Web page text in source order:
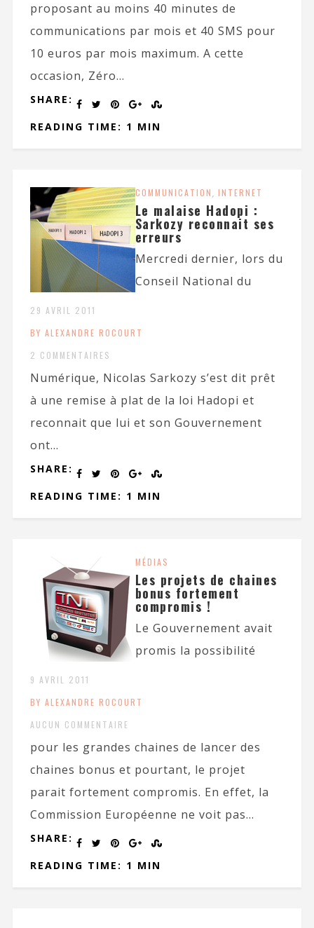
proposant au moins 40 minutes de
communications par mois et 40 SMS pour
10 euros par mois maximum. A cette
occasion, Zéro...
SHARE:
READING TIME: 1 MIN
COMMUNICATION, INTERNET
Le malaise Hadopi :
Sarkozy reconnait ses
erreurs
29 AVRIL 2011
BY ALEXANDRE ROCOURT
2 COMMENTAIRES
Mercredi dernier, lors du
Conseil National du
Numérique, Nicolas Sarkozy s’est dit prêt
à une remise à plat de la loi Hadopi et
reconnait que lui et son Gouvernement
ont...
SHARE:
READING TIME: 1 MIN
MÉDIAS
Les projets de chaines
bonus fortement
compromis !
9 AVRIL 2011
BY ALEXANDRE ROCOURT
AUCUN COMMENTAIRE
Le Gouvernement avait
promis la possibilité
pour les grandes chaines de lancer des
chaines bonus et pourtant, le projet
parait fortement compromis. En effet, la
Commission Européenne ne voit pas...
SHARE:
READING TIME: 1 MIN